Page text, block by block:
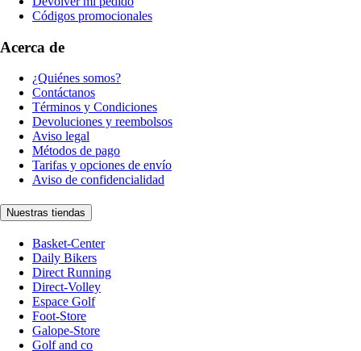
Códigos promocionales
Acerca de
¿Quiénes somos?
Contáctanos
Términos y Condiciones
Devoluciones y reembolsos
Aviso legal
Métodos de pago
Tarifas y opciones de envío
Aviso de confidencialidad
Nuestras tiendas
Basket-Center
Daily Bikers
Direct Running
Direct-Volley
Espace Golf
Foot-Store
Galope-Store
Golf and co